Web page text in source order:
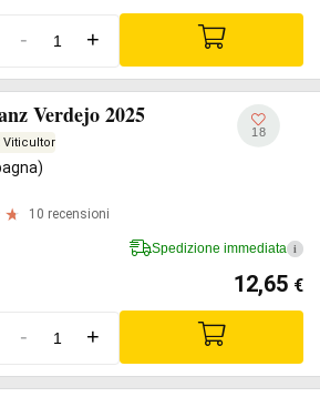
- +
Verdejo 2025
Viticultor
10 recensioni
18
Spedizione immediata i
12,65 €
- +